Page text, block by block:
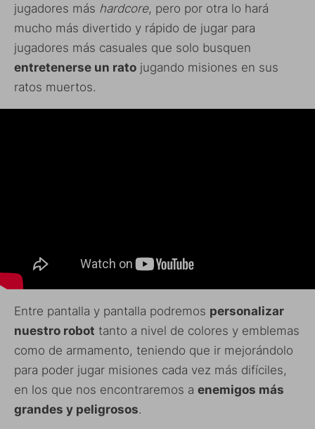
jugadores más hardcore, pero por otra lo hará
mucho más divertido y rápido de jugar para
jugadores más casuales que solo busquen
entretenerse un rato jugando misiones en sus
ratos muertos.
Entre pantalla y pantalla podremos personalizar
nuestro robot tanto a nivel de colores y emblemas
como de armamento, teniendo que ir mejorándolo
para poder jugar misiones cada vez más difíciles,
en los que nos encontraremos a enemigos más
grandes y peligrosos.